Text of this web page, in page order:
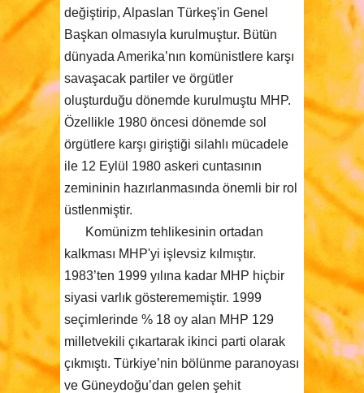
değiştirip, Alpaslan Türkeş'in Genel
Başkan olmasıyla kurulmuştur. Bütün
dünyada Amerika’nın komünistlere karşı
savaşacak partiler ve örgütler
oluşturduğu dönemde kurulmuştu MHP.
Özellikle 1980 öncesi dönemde sol
örgütlere karşı giriştiği silahlı mücadele
ile 12 Eylül 1980 askeri cuntasının
zemininin hazırlanmasında önemli bir rol
üstlenmiştir.
Komünizm tehlikesinin ortadan
kalkması MHP'yi işlevsiz kılmıştır.
1983’ten 1999 yılına kadar MHP hiçbir
siyasi varlık gösterememiştir. 1999
seçimlerinde % 18 oy alan MHP 129
milletvekili çıkartarak ikinci parti olarak
çıkmıştı. Türkiye’nin bölünme paranoyası
ve Güneydoğu’dan gelen şehit